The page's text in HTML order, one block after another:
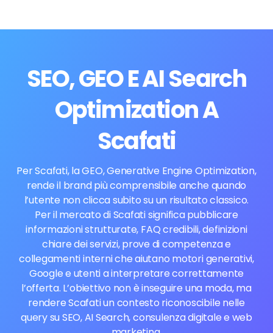
SEO, GEO E AI Search
Optimization A
Scafati
Per Scafati, la GEO, Generative Engine Optimization,
rende il brand più comprensibile anche quando
l’utente non clicca subito su un risultato classico.
Per il mercato di Scafati significa pubblicare
informazioni strutturate, FAQ credibili, definizioni
chiare dei servizi, prove di competenza e
collegamenti interni che aiutano motori generativi,
Google e utenti a interpretare correttamente
l’offerta. L’obiettivo non è inseguire una moda, ma
rendere Scafati un contesto riconoscibile nelle
query su SEO, AI Search, consulenza digitale e web